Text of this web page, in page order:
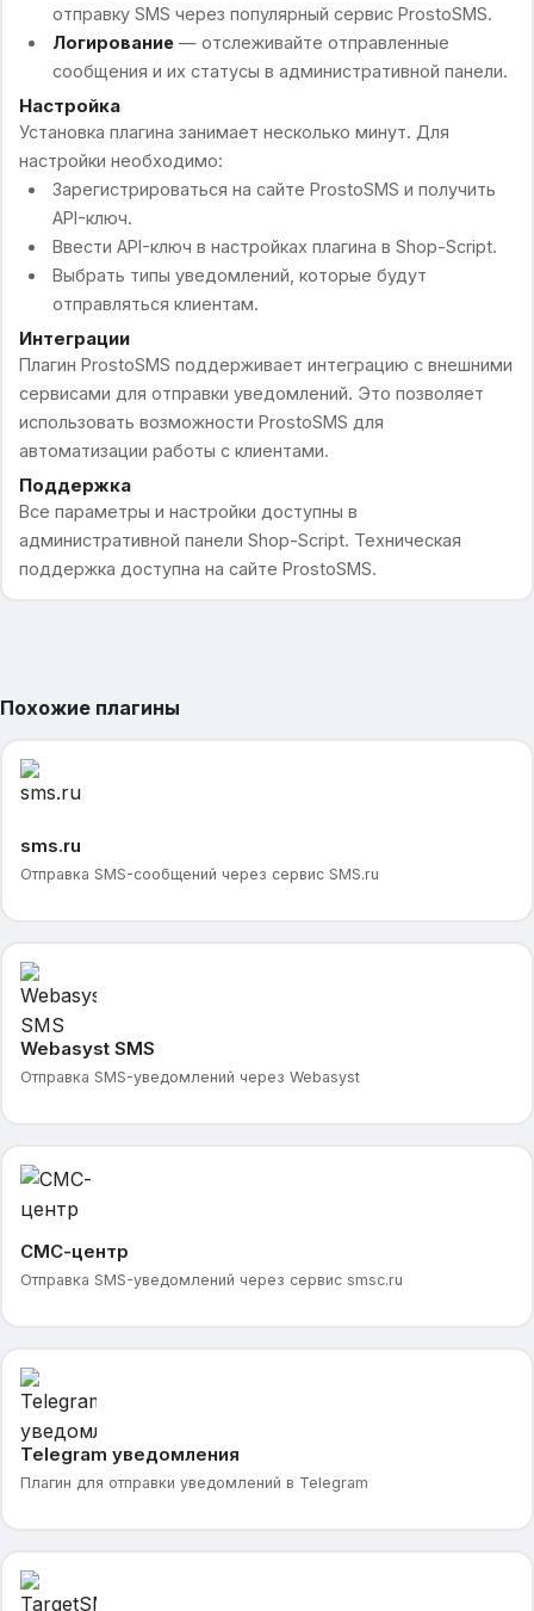
отправку SMS через популярный сервис ProstoSMS.
Логирование— отслеживайте отправленные
сообщения и их статусы в административной панели.
Настройка
Установка плагина занимает несколько минут. Для
настройки необходимо:
Зарегистрироваться на сайте ProstoSMS и получить
API-ключ.
Ввести API-ключ в настройках плагина в Shop-Script.
Выбрать типы уведомлений, которые будут
отправляться клиентам.
Интеграции
Плагин ProstoSMS поддерживает интеграцию с внешними
сервисами для отправки уведомлений. Это позволяет
использовать возможности ProstoSMS для
автоматизации работы с клиентами.
Поддержка
Все параметры и настройки доступны в
административной панели Shop-Script. Техническая
поддержка доступна на сайте ProstoSMS.
Похожие плагины
sms.ru
Отправка SMS-сообщений через сервис SMS.ru
Webasyst SMS
Отправка SMS-уведомлений через Webasyst
СМС-центр
Отправка SMS-уведомлений через сервис smsc.ru
Telegram уведомления
Плагин для отправки уведомлений в Telegram